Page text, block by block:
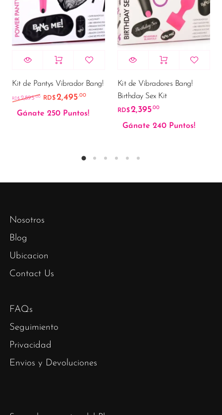
Kit de Pantys Vibrador Bang!
RD$ 2,895.00 El precio original era: RD$2,895.00.
RD$2,495.00El precio actual es: RD$2,495.00.
Gánate 250 Puntos!
Kit de Vibradores Bang!
Birthday Sex Kit
RD$ 2,395.00
Gánate 240 Puntos!
Nosotros
Blog
Ubicacion
Contact Us
FAQs
Seguimiento
Privacidad
Envios y Devoluciones